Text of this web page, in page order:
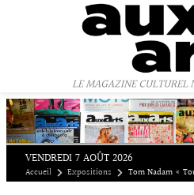
LE MAGAZINE CULTUREL
VENDREDI 7 AOÛT 2026
Accueil Expositions
Panneau de gestion des cookies